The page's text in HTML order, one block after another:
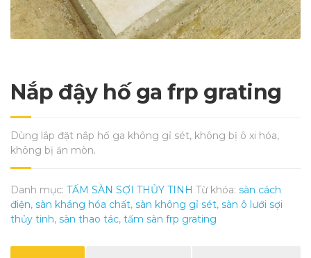
Nắp đậy hố ga frp grating
Dùng lắp đặt nắp hố ga không gỉ sét, không bị ô xi hóa,
không bị ăn mòn.
Danh mục: TẤM SÀN SỢI THỦY TINH Từ khóa: sàn cách
điện, sàn kháng hóa chất, sàn không gỉ sét, sàn ô lưới sợi
thủy tinh, sàn thao tác, tấm sàn frp grating